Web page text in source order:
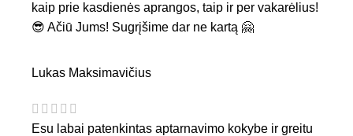
kaip prie kasdienės aprangos, taip ir per vakarėlius!
😎 Ačiū Jums! Sugrįšime dar ne kartą 🤗
Lukas Maksimavičius
Esu labai patenkintas aptarnavimo kokybe ir greitu